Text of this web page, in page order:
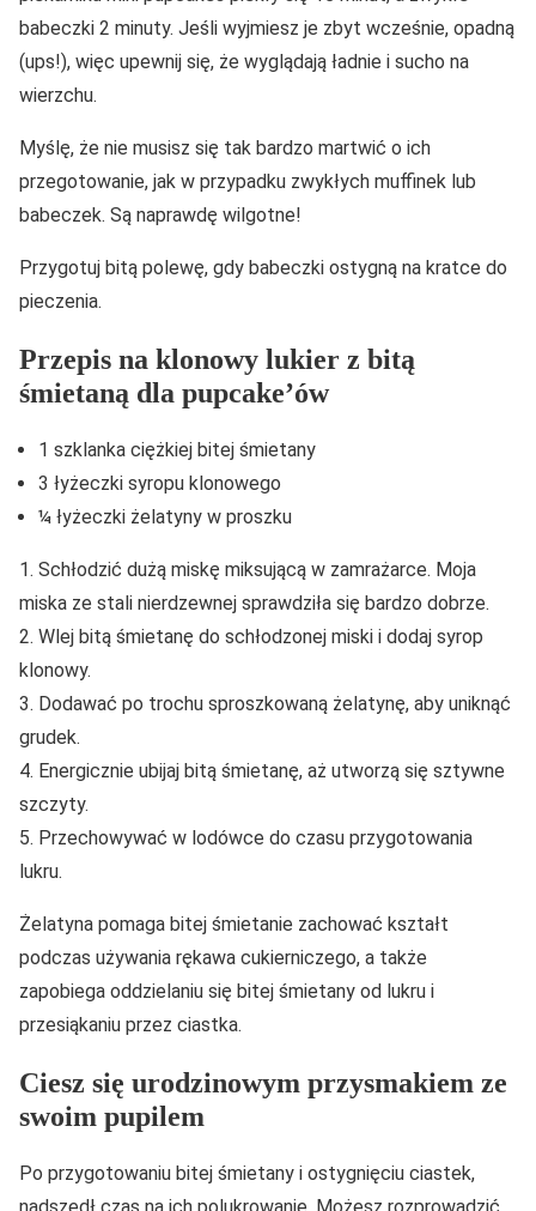
babeczki 2 minuty. Jeśli wyjmiesz je zbyt wcześnie, opadną
(ups!), więc upewnij się, że wyglądają ładnie i sucho na
wierzchu.
Myślę, że nie musisz się tak bardzo martwić o ich
przegotowanie, jak w przypadku zwykłych muffinek lub
babeczek. Są naprawdę wilgotne!
Przygotuj bitą polewę, gdy babeczki ostygną na kratce do
pieczenia.
Przepis na klonowy lukier z bitą
śmietaną dla pupcake’ów
1 szklanka ciężkiej bitej śmietany
3 łyżeczki syropu klonowego
¼ łyżeczki żelatyny w proszku
1. Schłodzić dużą miskę miksującą w zamrażarce. Moja
miska ze stali nierdzewnej sprawdziła się bardzo dobrze.
2. Wlej bitą śmietanę do schłodzonej miski i dodaj syrop
klonowy.
3. Dodawać po trochu sproszkowaną żelatynę, aby uniknąć
grudek.
4. Energicznie ubijaj bitą śmietanę, aż utworzą się sztywne
szczyty.
5. Przechowywać w lodówce do czasu przygotowania
lukru.
Żelatyna pomaga bitej śmietanie zachować kształt
podczas używania rękawa cukierniczego, a także
zapobiega oddzielaniu się bitej śmietany od lukru i
przesiąkaniu przez ciastka.
Ciesz się urodzinowym przysmakiem ze
swoim pupilem
Po przygotowaniu bitej śmietany i ostygnięciu ciastek,